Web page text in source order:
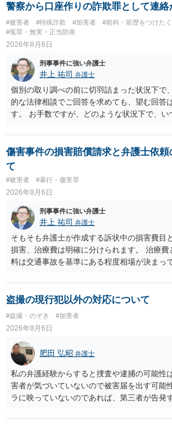
警察から口座作りの詐欺罪として連絡
#被害者 #特殊詐欺 #加害者 #前科・前歴をつけた
#冤罪・無実・正当防衛
2026年8月6日
刑事事件に強い弁護士
井上 祐司 弁護士
個別の取り調べの前に切羽詰まった状況下で
的な法律相談でご回答を求めても、望む回答
す。 お手数ですが、どのような状況下で、
の程度だと聞いているのかということについ
相談を受けられたうえで対処方法を探された
一般論でいえば、任意取り調べの場合、ＩＣ
り調べ内容を録音することは必須だと考えます
傷害事件の損害賠償請求と弁護士依
て
#被害者 #暴行・傷害罪
2026年8月6日
刑事事件に強い弁護士
井上 祐司 弁護士
そもそも弁護士が作成する訴状中の損害費目
損害、治療費は明確に分けられます。 治療
料は交通事故を基準にある程度相場が決まっ
ます。 そうすると、弁護士に依頼した場合
倒れ（回収しても全額弁護士費用となる）と
予想します。 本人訴訟で進める場合には、
いる以上、相手方に資力がないことが多く回
（そのため、刑事事件の手続き中に、不本意
体拘束と、処分待ちという状況を利用して、
とが有効である場合が多い）ことを考慮して
盗撮の現行犯以外の対応について
#盗撮・のぞき #加害者
2026年8月6日
肥田 弘昭 弁護士
私の弁護経験からすると捜査や逮捕の可能性
害者が気づいていないので被害届を出す可能
ラに映っていないのであれば、第三者が告発
座る女性を盗撮(全体像写真1枚と5秒程度の